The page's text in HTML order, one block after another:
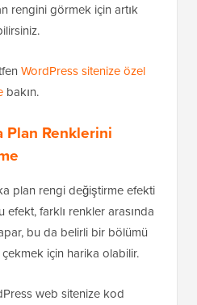
rengini görmek için artık
WordPress sitenize özel
bakın.
Plan Renklerini
plan rengi değiştirme efekti
efekt, farklı renkler arasında
bu da belirli bir bölümü
için harika olabilir.
web sitenize kod